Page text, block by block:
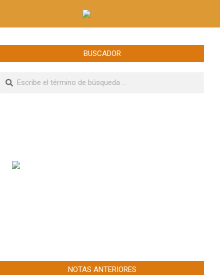
BUSCADOR
Buscar
NOTAS ANTERIORES